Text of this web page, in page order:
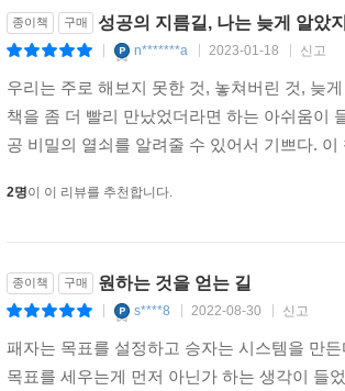
종이책 구매 성공의 지름길, 나는 늦게 알았
n*******a 2023-01-18 신고
우리는 주로 해보지 못한 것, 놓쳐버린 것, 늦
책을 좀 더 빨리 만났었더라면 하는 아쉬움이
공 비밀의 열쇠를 알려줄 수 있어서 기쁘다.
2명이 이 리뷰를 추천합니다.
종이책 구매 원하는 것을 얻는 길
s****8 2022-08-30 신고
패자는 목표를 설정하고 승자는 시스템을 만
목표를 세우는게 먼저 아닌가 하는 생각이 들